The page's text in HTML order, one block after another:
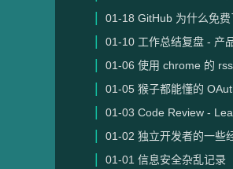
01-18 GitHub 为什么免
01-10 工作总结复盘 - 产
01-06 使用 chrome 的
01-05 猴子都能懂的
01-03 Code Review -
01-02 独立开发者的一些
01-01 信息安全杂乱记录